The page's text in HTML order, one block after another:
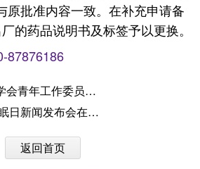
原批准内容一致。在补充申请备
的药品说明书及标签予以更换。
87876186
工作委员会换届会议召开
新闻发布会在京召开
返回首页